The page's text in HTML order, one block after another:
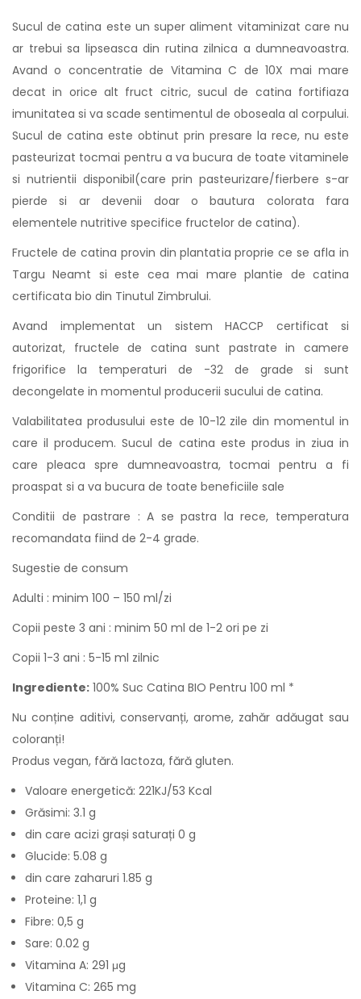
Sucul de catina este un super aliment vitaminizat care nu
ar trebui sa lipseasca din rutina zilnica a dumneavoastra.
Avand o concentratie de Vitamina C de 10X mai mare
decat in orice alt fruct citric, sucul de catina fortifiaza
imunitatea si va scade sentimentul de oboseala al corpului.
Sucul de catina este obtinut prin presare la rece, nu este
pasteurizat tocmai pentru a va bucura de toate vitaminele
si nutrientii disponibil(care prin pasteurizare/fierbere s-ar
pierde si ar devenii doar o bautura colorata fara
elementele nutritive specifice fructelor de catina).
Fructele de catina provin din plantatia proprie ce se afla in
Targu Neamt si este cea mai mare plantie de catina
certificata bio din Tinutul Zimbrului.
Avand implementat un sistem HACCP certificat si
autorizat, fructele de catina sunt pastrate in camere
frigorifice la temperaturi de -32 de grade si sunt
decongelate in momentul producerii sucului de catina.
Valabilitatea produsului este de 10-12 zile din momentul in
care il producem. Sucul de catina este produs in ziua in
care pleaca spre dumneavoastra, tocmai pentru a fi
proaspat si a va bucura de toate beneficiile sale
Conditii de pastrare : A se pastra la rece, temperatura
recomandata fiind de 2-4 grade.
Sugestie de consum
Adulti : minim 100 – 150 ml/zi
Copii peste 3 ani : minim 50 ml de 1-2 ori pe zi
Copii 1-3 ani : 5-15 ml zilnic
Ingrediente: 100% Suc Catina BIO Pentru 100 ml *
Nu conține aditivi, conservanți, arome, zahăr adăugat sau
coloranți!
Produs vegan, fără lactoza, fără gluten.
Valoare energetică: 221KJ/53 Kcal
Grăsimi: 3.1 g
din care acizi grași saturați 0 g
Glucide: 5.08 g
din care zaharuri 1.85 g
Proteine: 1,1 g
Fibre: 0,5 g
Sare: 0.02 g
Vitamina A: 291 μg
Vitamina C: 265 mg